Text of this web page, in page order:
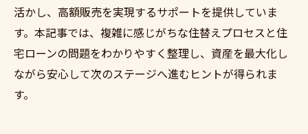
活かし、高額販売を実現するサポートを提供していま
す。本記事では、複雑に感じがちな住替えプロセスと住
宅ローンの問題をわかりやすく整理し、資産を最大化し
ながら安心して次のステージへ進むヒントが得られま
す。